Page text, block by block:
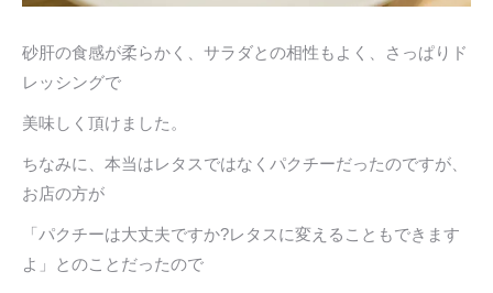
砂肝の食感が柔らかく、サラダとの相性もよく、さっぱりド
レッシングで
美味しく頂けました。
ちなみに、本当はレタスではなくパクチーだったのですが、
お店の方が
「パクチーは大丈夫ですか?レタスに変えることもできます
よ」とのことだったので